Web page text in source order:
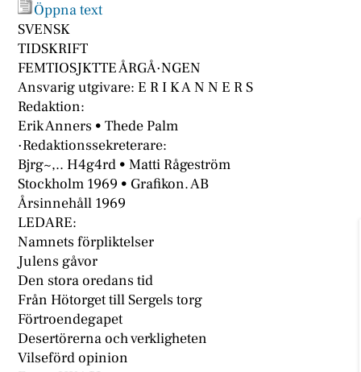
Öppna text
SVENSK
TIDSKRIFT
FEMTIOSJKTTE ÅRGÅ·NGEN
Ansvarig utgivare: E R I K A N N E R S
Redaktion:
Erik Anners • Thede Palm
·Redaktionssekreterare:
Bjrg~,.. H4g4rd • Matti Rågeström
Stockholm 1969 • Grafikon. AB
Årsinnehåll 1969
LEDARE:
Namnets förpliktelser
Julens gåvor
Den stora oredans tid
Från Hötorget till Sergels torg
Förtroendegapet
Desertörerna och verkligheten
Vilseförd opinion